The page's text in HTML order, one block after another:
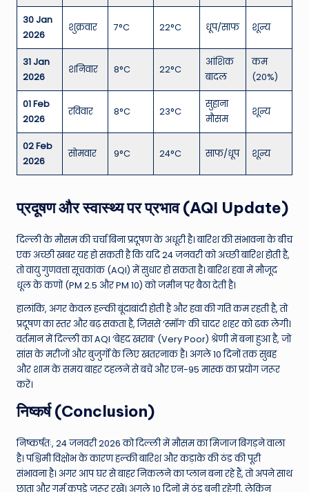
30 Jan
2026
शुक्रवार 7°C 22°C धूप/साफ शून्य
31 Jan
2026
शनिवार 8°C 22°C
आंशिक
बादल
कम
(20%)
01 Feb
2026
रविवार 8°C 23°C
सुहाना
मौसम
शून्य
02 Feb
2026
सोमवार 9°C 24°C साफ/धूप शून्य
प्रदूषण और स्वास्थ्य पर प्रभाव (AQI Update)
दिल्ली के मौसम की चर्चा बिना प्रदूषण के अधूरी है। बारिश की संभावना के बीच
एक अच्छी खबर यह हो सकती है कि यदि 24 जनवरी को अच्छी बारिश होती है,
तो वायु गुणवत्ता सूचकांक (AQI) में सुधार हो सकता है। बारिश हवा में मौजूद
धूल के कणों (PM 2.5 और PM 10) को जमीन पर बैठा देती है।
हालांकि, अगर केवल हल्की बूंदाबांदी होती है और हवा की गति कम रहती है, तो
प्रदूषण का स्तर और बढ़ सकता है, जिससे ‘स्मॉग’ की चादर शहर को ढक लेगी।
वर्तमान में दिल्ली का AQI ‘बेहद खराब’ (Very Poor) श्रेणी में बना हुआ है, जो
सांस के मरीजों और बुजुर्गों के लिए खतरनाक है। अगले 10 दिनों तक सुबह
और शाम के समय बाहर टहलने से बचें और एन-95 मास्क का प्रयोग जरूर
करें।
निष्कर्ष (Conclusion)
निष्कर्षतः, 24 जनवरी 2026 को दिल्ली में मौसम का मिजाज बिगड़ने वाला
है। पश्चिमी विक्षोभ के कारण हल्की बारिश और कड़ाके की ठंड की पूरी
संभावना है। अगर आप घर से बाहर निकलने का प्लान बना रहे हैं, तो अपने साथ
छाता और गर्म कपड़े जरूर रखें। अगले 10 दिनों में ठंड बनी रहेगी, लेकिन